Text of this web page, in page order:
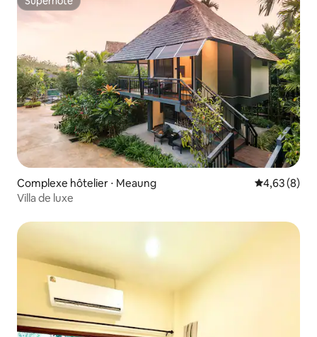
Superhôte
Complexe hôtelier ⋅ Meaung Évaluation
4,63 (8)
Villa de luxe